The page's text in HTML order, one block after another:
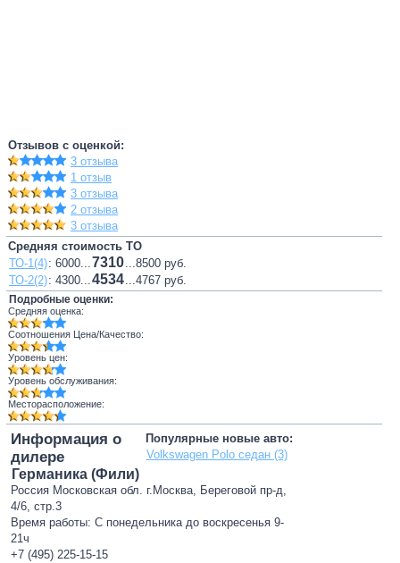
Отзывов с оценкой:
3 отзыва
1 отзыв
3 отзыва
2 отзыва
3 отзыва
Средняя стоимость ТО
ТО-1(4): 6000...7310...8500 руб.
ТО-2(2): 4300...4534...4767 руб.
Подробные оценки:
Средняя оценка:
Соотношения Цена/Качество:
Уровень цен:
Уровень обслуживания:
Месторасположение:
Популярные новые авто:
Volkswagen Polo седан (3)
Информация о
дилере
Германика (Фили)
Россия Московская обл. г.Москва, Береговой пр-д,
4/6, стр.3
Время работы: С понедельника до воскресенья 9-
21ч
+7 (495) 225-15-15